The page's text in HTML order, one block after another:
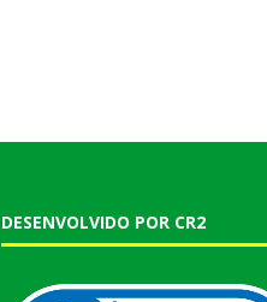
DESENVOLVIDO POR CR2